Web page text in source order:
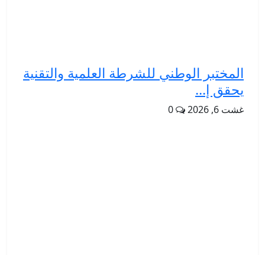
المختبر الوطني للشرطة العلمية والتقنية
يحقق إ...
غشت 6, 2026 0